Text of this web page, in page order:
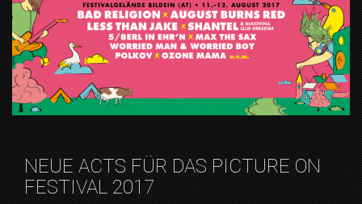
NEUE ACTS FÜR DAS PICTURE ON
FESTIVAL 2017